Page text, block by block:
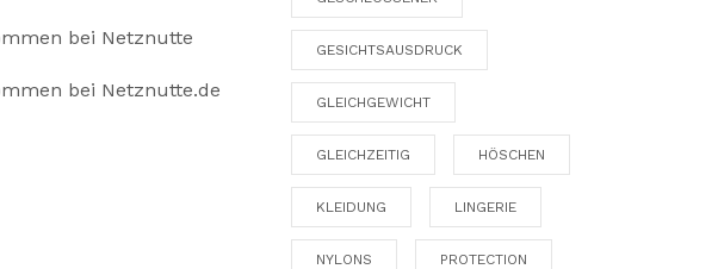
bei Netznutte
bei Netznutte.de
GESICHTSAUSDRUCK
GLEICHGEWICHT
GLEICHZEITIG HÖSCHEN
KLEIDUNG LINGERIE
NYLONS PROTECTION